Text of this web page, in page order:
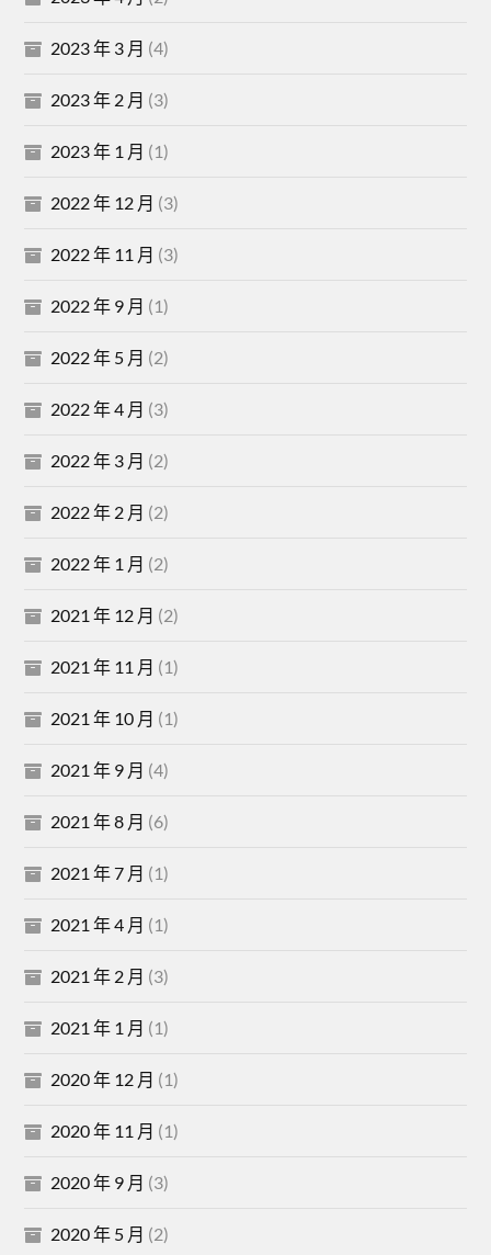
2023 年 3 月 (4)
2023 年 2 月 (3)
2023 年 1 月 (1)
2022 年 12 月 (3)
2022 年 11 月 (3)
2022 年 9 月 (1)
2022 年 5 月 (2)
2022 年 4 月 (3)
2022 年 3 月 (2)
2022 年 2 月 (2)
2022 年 1 月 (2)
2021 年 12 月 (2)
2021 年 11 月 (1)
2021 年 10 月 (1)
2021 年 9 月 (4)
2021 年 8 月 (6)
2021 年 7 月 (1)
2021 年 4 月 (1)
2021 年 2 月 (3)
2021 年 1 月 (1)
2020 年 12 月 (1)
2020 年 11 月 (1)
2020 年 9 月 (3)
2020 年 5 月 (2)